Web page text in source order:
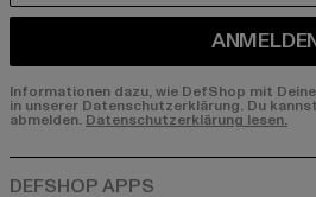
Informationen dazu, wie DefShop mit
in unserer Datenschutzerklärung. Du
abmelden. Datenschutzerklärung lesen.